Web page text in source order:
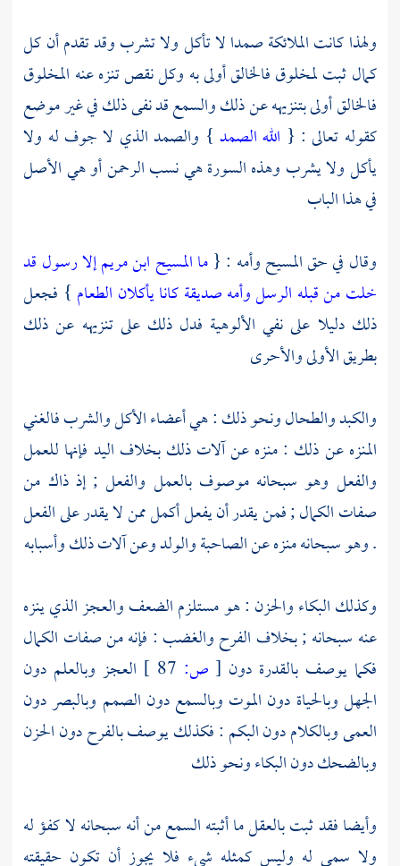
ولهذا كانت الملائكة صمدا لا تأكل ولا تشرب وقد تقدم أن كل
كمال ثبت لمخلوق فالخالق أولى به وكل نقص تنزه عنه المخلوق
فالخالق أولى بتنزيهه عن ذلك والسمع قد نفى ذلك في غير موضع
كقوله تعالى : { الله الصمد } والصمد الذي لا جوف له ولا
يأكل ولا يشرب وهذه السورة هي نسب الرحمن أو هي الأصل
في هذا الباب
وقال في حقالمسيحوأمه : {ما المسيح ابن مريم إلا رسول قد
خلت من قبله الرسل وأمه صديقة كانا يأكلان الطعام } فجعل
ذلك دليلا على نفي الألوهية فدل ذلك على تنزيهه عن ذلك
بطريق الأولى والأحرى
والكبد والطحال ونحو ذلك : هي أعضاء الأكل والشرب فالغني
المنزه عن ذلك : منزه عن آلات ذلك بخلاف اليد فإنها للعمل
والفعل وهو سبحانه موصوف بالعمل والفعل ; إذ ذاك من
صفات الكمال ; فمن يقدر أن يفعل أكمل ممن لا يقدر على الفعل
. وهو سبحانه منزه عن الصاحبة والولد وعن آلات ذلك وأسبابه
وكذلك البكاء والحزن : هو مستلزم الضعف والعجز الذي ينزه
عنه سبحانه ; بخلاف الفرح والغضب : فإنه من صفات الكمال
فكما يوصف بالقدرة دون [ ص:
العجز وبالعلم دون
الجهل وبالحياة دون الموت وبالسمع دون الصمم وبالبصر دون
العمى وبالكلام دون البكم : فكذلك يوصف بالفرح دون الحزن
وبالضحك دون البكاء ونحو ذلك
وأيضا فقد ثبت بالعقل ما أثبته السمع من أنه سبحانه لا كفؤ له
ولا سمي له وليس كمثله شيء فلا يجوز أن تكون حقيقته